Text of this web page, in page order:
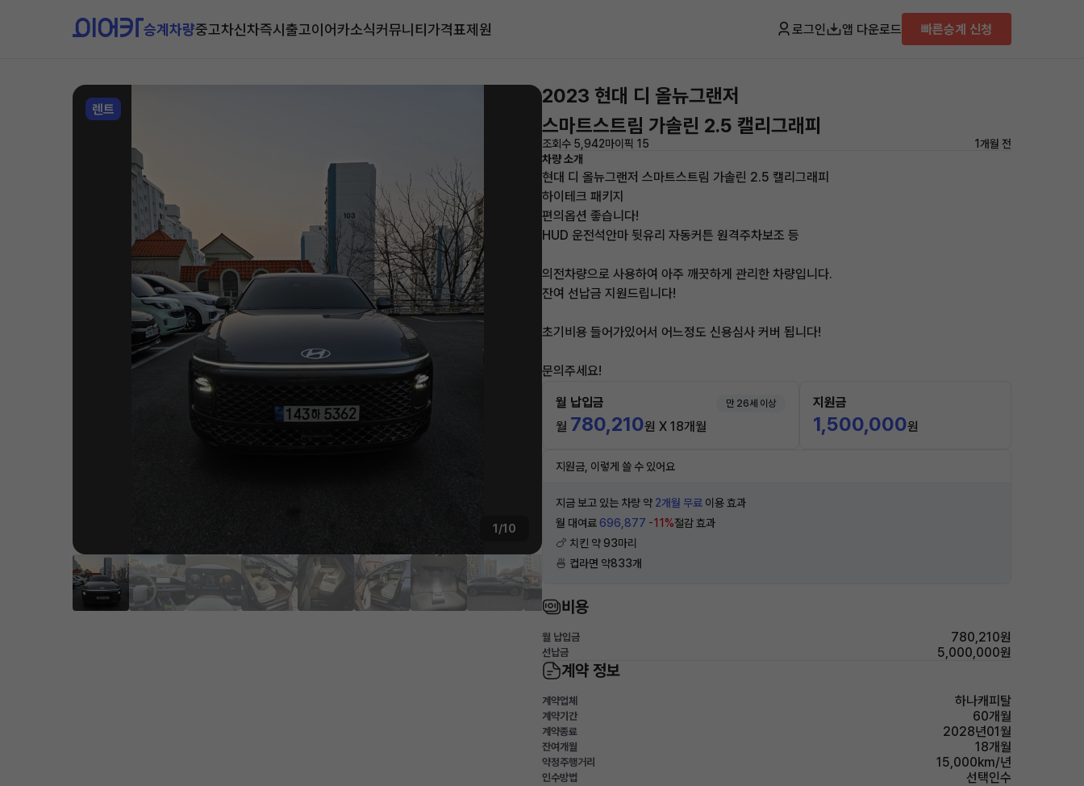
승계차량중고차신차즉시출고이어카소식커뮤니티가격표제원 로그인 앱 다운로드 빠른승계 신청
렌트
1/10
2023 현대 디 올뉴그랜저
스마트스트림 가솔린 2.5 캘리그래피
조회수 5,942마이픽 15
1개월 전
차량 소개
현대 디 올뉴그랜저 스마트스트림 가솔린 2.5 캘리그래피
하이테크 패키지
편의옵션 좋습니다!
HUD 운전석안마 뒷유리 자동커튼 원격주차보조 등
의전차량으로 사용하여 아주 깨끗하게 관리한 차량입니다.
잔여 선납금 지원드립니다!
초기비용 들어가있어서 어느정도 신용심사 커버 됩니다!
문의주세요!
월 납입금 만 26세 이상
월 780,210원 X 18개월
지원금
1,500,000원
지원금, 이렇게 쓸 수 있어요
지금 보고 있는 차량 약 2개월 무료 이용 효과
월 대여료 696,877 -11%절감 효과
🍗 치킨 약 93마리
🍜 컵라면 약833개
비용
월 납입금 780,210원
선납금 5,000,000원
계약 정보
계약업체 하나캐피탈
계약기간 60개월
계약종료 2028년01월
잔여개월 18개월
약정주행거리 15,000km/년
인수방법 선택인수